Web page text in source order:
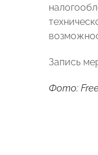
Запись
Фото: